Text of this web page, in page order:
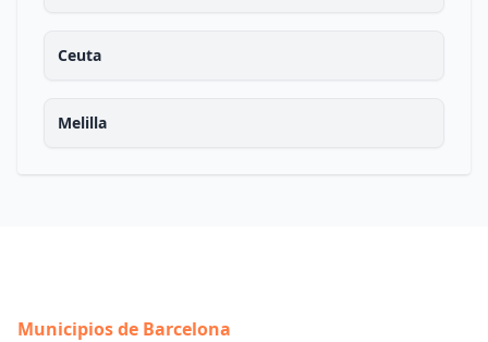
Ceuta
Melilla
Municipios de Barcelona